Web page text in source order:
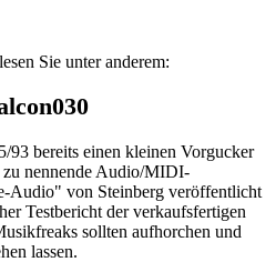
Sie unter anderem:
93 bereits einen kleinen Vorgucker
zu nennende Audio/MIDI-
Audio" von Steinberg veröffentlicht
Testbericht der verkaufsfertigen
sollten aufhorchen und
lassen.